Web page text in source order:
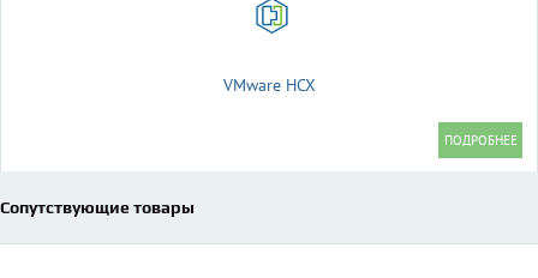
VMware HCX
Сопутствующие товары